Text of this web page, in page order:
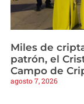
Miles de
patrón, el
Campo de
agosto 7, 2026